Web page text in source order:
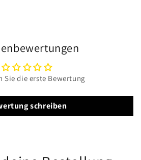
Sie die erste Bewertung
schreiben